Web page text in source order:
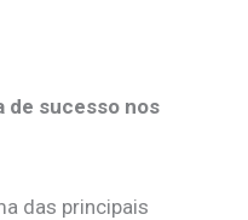
de sucesso nos
das principais